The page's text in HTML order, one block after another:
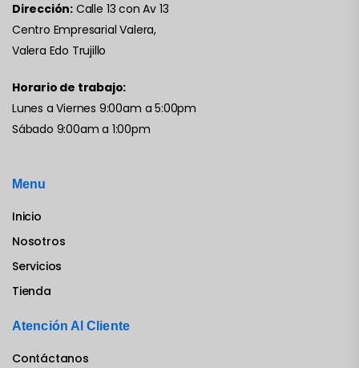
Dirección: Calle 13 con Av 13
Centro Empresarial Valera,
Valera Edo Trujillo
Horario de trabajo:
Lunes a Viernes 9:00am a 5:00pm
Sábado 9:00am a 1:00pm
Menu
Inicio
Nosotros
Servicios
Tienda
Atención Al Cliente
Contáctanos